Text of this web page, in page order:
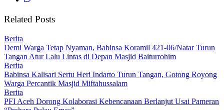
Related Posts
Berita
Demi Warga Tetap Nyaman, Babinsa Koramil 421-06/Natar Turun
Tangan Atur Lalu Lintas di Depan Masjid Baiturrohim
Berita
Babinsa Kalisari Sertu Heri Indarto Turun Tangan, Gotong Royong
Warga Percantik Masjid Miftahussalam
Berita
PFI Aceh Dorong Kolaborasi Kebencanaan Berlanjut Usai Pameran